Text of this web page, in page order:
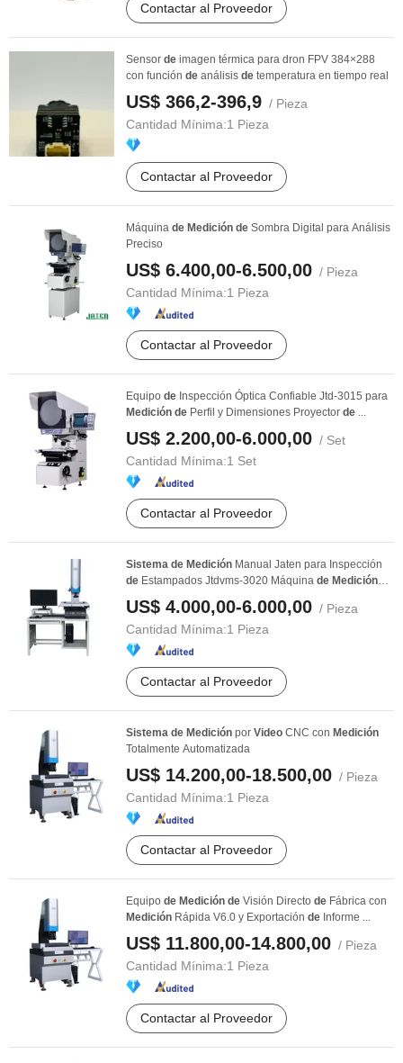
Contactar al Proveedor
Sensor de imagen térmica para dron FPV 384×288
con función de análisis de temperatura en tiempo real
US$ 366,2-396,9 / Pieza
Cantidad Mínima:1 Pieza
Contactar al Proveedor
Máquina de Medición de Sombra Digital para Análisis
Preciso
US$ 6.400,00-6.500,00 / Pieza
Cantidad Mínima:1 Pieza
Contactar al Proveedor
Equipo de Inspección Óptica Confiable Jtd-3015 para
Medición de Perfil y Dimensiones Proyector de ...
US$ 2.200,00-6.000,00 / Set
Cantidad Mínima:1 Set
Contactar al Proveedor
Sistema de Medición Manual Jaten para Inspección
de Estampados Jtdvms-3020 Máquina de Medición
US$ 4.000,00-6.000,00 / Pieza
Cantidad Mínima:1 Pieza
Contactar al Proveedor
Sistema de Medición por Video CNC con Medición
Totalmente Automatizada
US$ 14.200,00-18.500,00 / Pieza
Cantidad Mínima:1 Pieza
Contactar al Proveedor
Equipo de Medición de Visión Directo de Fábrica con
Medición Rápida V6.0 y Exportación de Informe ...
US$ 11.800,00-14.800,00 / Pieza
Cantidad Mínima:1 Pieza
Contactar al Proveedor